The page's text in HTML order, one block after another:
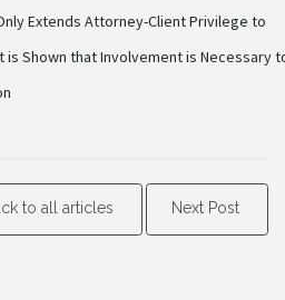
Extends Attorney-Client Privilege to
is Shown that Involvement is Necessary
to all articles Next Post